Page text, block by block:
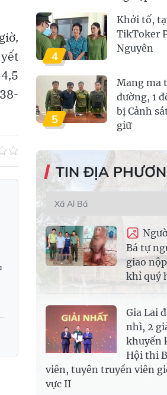
4
Khởi tố,
TikToker
Nguyễn
5
Mang ma
đường, 1
bị Cảnh
giữ
TIN ĐỊA
Bá tự
giao
khỉ quý
Gia Lai
nhì, 2
khuyến
Hội thi
viên, tuyên truyền viên
vực II